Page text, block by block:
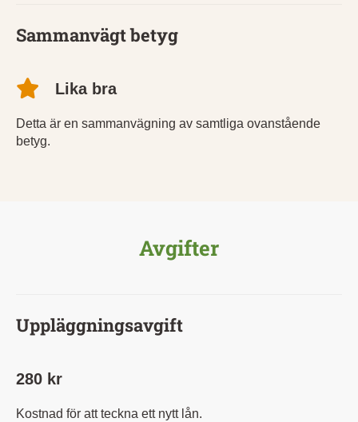
Sammanvägt betyg
Lika bra
Detta är en sammanvägning av samtliga ovanstående
betyg.
Avgifter
Uppläggningsavgift
280 kr
Kostnad för att teckna ett nytt lån.